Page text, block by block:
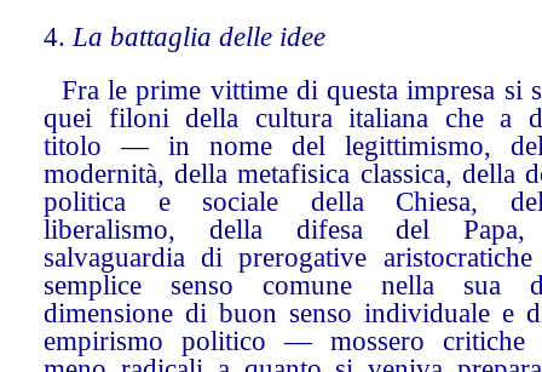
4. La battaglia delle idee
Fra le prime vittime di questa impresa si
quei filoni della cultura italiana che a
titolo — in nome del legittimismo,
modernità, della metafisica classica, della
politica e sociale della Chiesa,
liberalismo, della difesa del Papa,
salvaguardia di prerogative
semplice senso comune nella sua
dimensione di buon senso individuale e
empirismo politico — mossero